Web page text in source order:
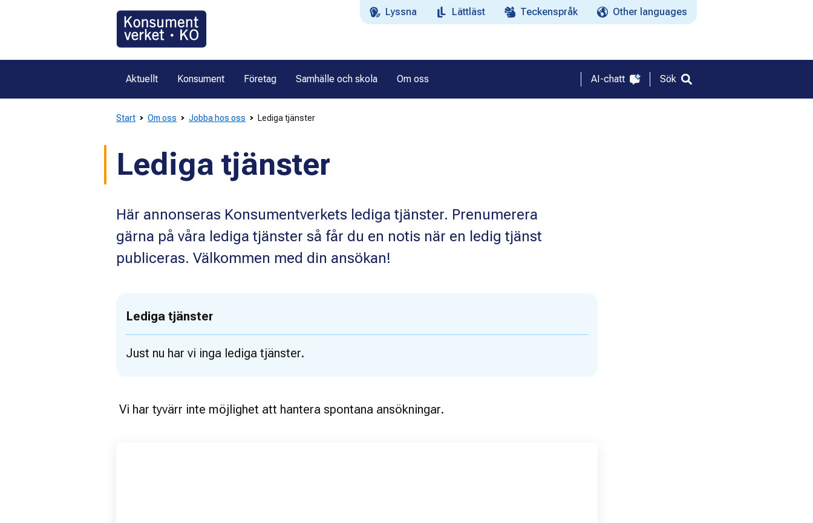
Lyssna Lättläst Teckenspråk Other languages
Aktuellt Konsument Företag Samhälle och skola Om oss AI-chatt Sök
Start Om oss Jobba hos oss Lediga tjänster
Lediga tjänster
Här annonseras Konsumentverkets lediga tjänster. Prenumerera
gärna på våra lediga tjänster så får du en notis när en ledig tjänst
publiceras. Välkommen med din ansökan!
Lediga tjänster
Just nu har vi inga lediga tjänster.
Vi har tyvärr inte möjlighet att hantera spontana ansökningar.